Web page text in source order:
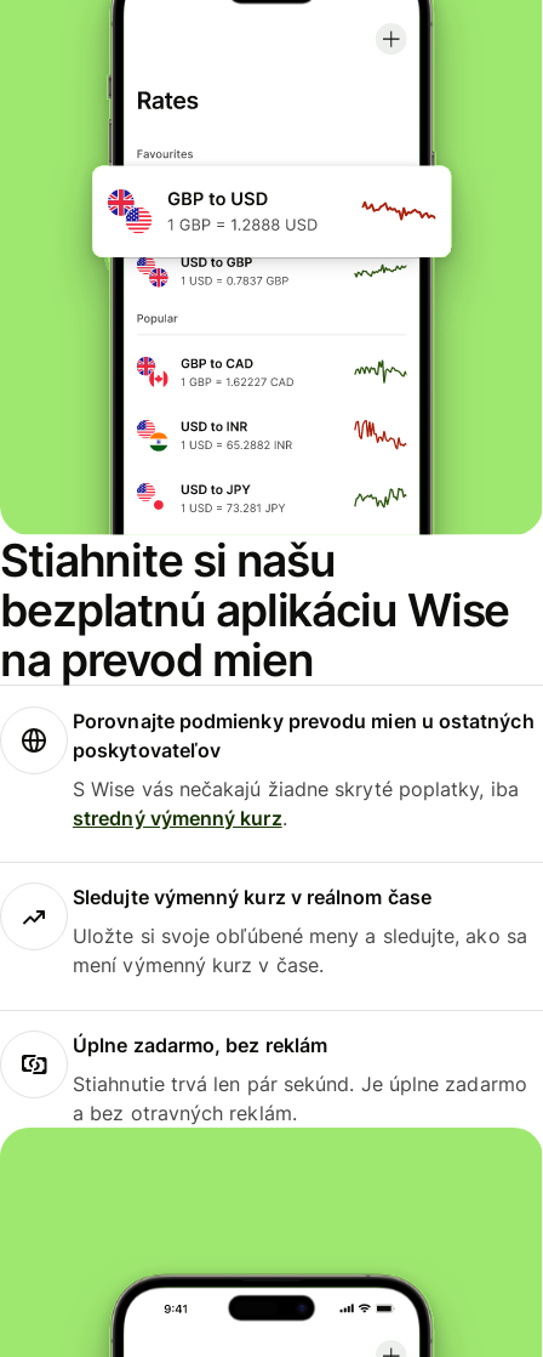
Stiahnite si našu
bezplatnú aplikáciu Wise
na prevod mien
Porovnajte podmienky prevodu mien u ostatných
poskytovateľov
S Wise vás nečakajú žiadne skryté poplatky, iba
stredný výmenný kurz.
Sledujte výmenný kurz v reálnom čase
Uložte si svoje obľúbené meny a sledujte, ako sa
mení výmenný kurz v čase.
Úplne zadarmo, bez reklám
Stiahnutie trvá len pár sekúnd. Je úplne zadarmo
a bez otravných reklám.